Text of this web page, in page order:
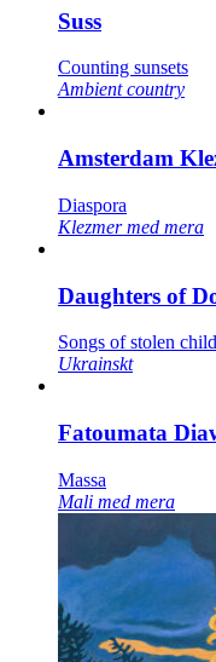
Suss
Counting sunsets
Ambient country
Amsterdam
Diaspora
Klezmer med mera
Daughters of
Songs of stolen
Ukrainskt
Fatoumata
Massa
Mali med mera